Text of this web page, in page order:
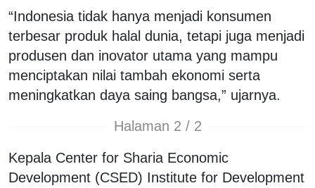
“Indonesia tidak hanya menjadi konsumen
terbesar produk halal dunia, tetapi juga menjadi
produsen dan inovator utama yang mampu
menciptakan nilai tambah ekonomi serta
meningkatkan daya saing bangsa,” ujarnya.
Halaman 2 / 2
Kepala Center for Sharia Economic
Development (CSED) Institute for Development